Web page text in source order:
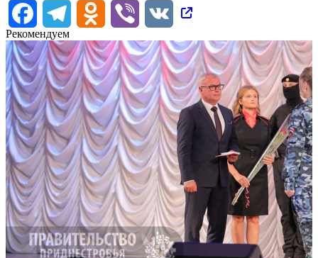
FacebookTelegram Odnoklassniki
Viber
VK
Рекомендуем